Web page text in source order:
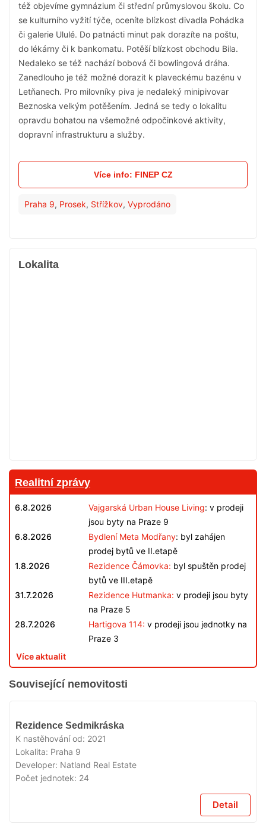
též objevíme gymnázium či střední průmyslovou školu. Co
se kulturního vyžití týče, oceníte blízkost divadla Pohádka
či galerie Ululé. Do patnácti minut pak dorazíte na poštu,
do lékárny či k bankomatu. Potěší blízkost obchodu Bila.
Nedaleko se též nachází bobová či bowlingová dráha.
Zanedlouho je též možné dorazit k plaveckému bazénu v
Letňanech. Pro milovníky piva je nedaleký minipivovar
Beznoska velkým potěšením. Jedná se tedy o lokalitu
opravdu bohatou na všemožné odpočinkové aktivity,
dopravní infrastrukturu a služby.
Více info: FINEP CZ
Praha 9, Prosek, Střížkov, Vyprodáno
Lokalita
Realitní zprávy
6.8.2026 Vajgarská Urban House Living: v prodeji
jsou byty na Praze 9
6.8.2026
Bydlení Meta Modřany: byl zahájen
prodej bytů ve II.etapě
1.8.2026
Rezidence Čámovka: byl spuštěn prodej
bytů ve III.etapě
31.7.2026
Rezidence Hutmanka: v prodeji jsou byty
na Praze 5
28.7.2026
Hartigova 114: v prodeji jsou jednotky na
Praze 3
Více aktualit
Související nemovitosti
Rezidence Sedmikráska
K nastěhování od: 2021
Lokalita: Praha 9
Developer: Natland Real Estate
Počet jednotek: 24
Detail